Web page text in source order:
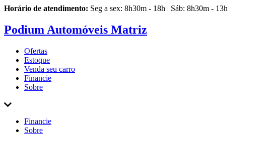
Horário de atendimento: Seg a sex: 8h30m - 18h | Sáb: 8h30m - 13h
Podium Automóveis Matriz
Ofertas
Estoque
Venda seu carro
Financie
Sobre
Financie
Sobre